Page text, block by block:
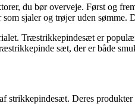
du bør overveje. Først og
sjaler og trøjer uden
Træstrikkepindesæt er
sæt, der er både
Deres